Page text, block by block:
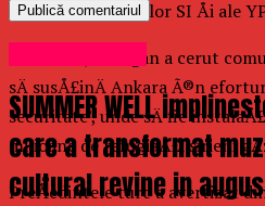
atacurile jihadiÅtilor SI Åi ale
TotodatÄ, Erdogan a cerut
sÄ susÅ£inÄ Ankara Ã®n
securitate’, unde sÄ fie
milioane de refugiaÅ£i sirieni
PreÅedintele turc a avertizat din
SUMMER WELL
care a transformat
cultural revine in